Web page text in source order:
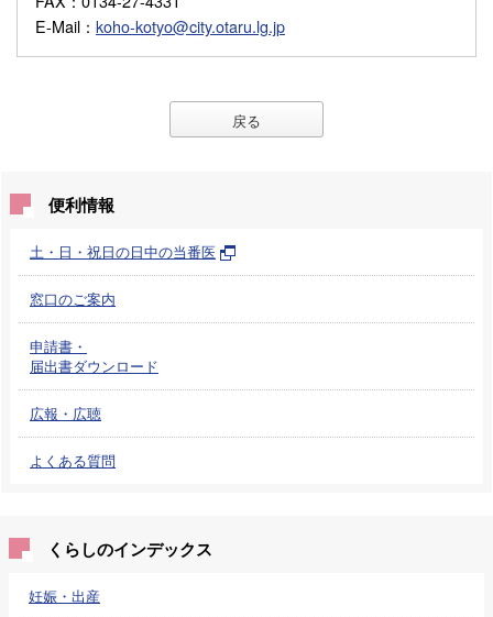
E-Mail ： koho-kotyo@city.otaru.lg.jp
戻る
便利情報
土・日・祝日の日中の当番医
窓口のご案内
申請書・
届出書ダウンロード
広報・広聴
よくある質問
くらしのインデックス
妊娠・出産